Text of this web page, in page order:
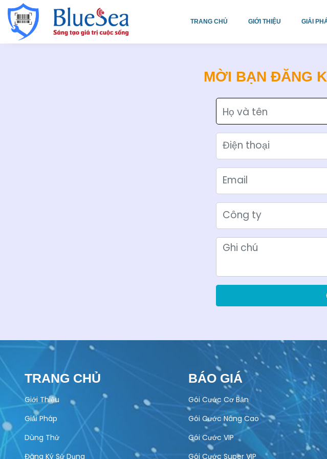
TRANG CHỦ GIỚI THIỆU GIẢI
MỜI BẠN ĐĂNG
TRANG CHỦ
Giới Thiệu
Giải Pháp
Dùng Thử
Đăng Ký Sử Dụng
BÁO GIÁ
Gói Cước Cơ Bản
Gói Cước Nâng Cao
Gói Cước VIP
Gói Cước Super VIP